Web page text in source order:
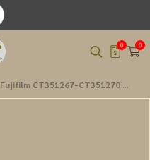
0 0
Fujifilm CT351267-CT351270 BK,C,M,Y ตลับหมึกโทนเนอร์